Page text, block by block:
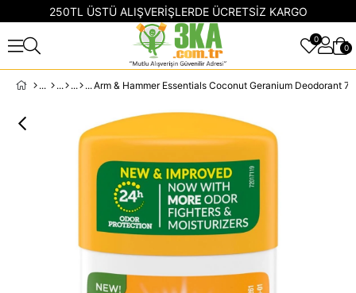
250TL ÜSTÜ ALIŞVERİŞLERDE ÜCRETSİZ KARGO
0
0
Arm & Hammer Essentials Coconut Geranium Deodorant